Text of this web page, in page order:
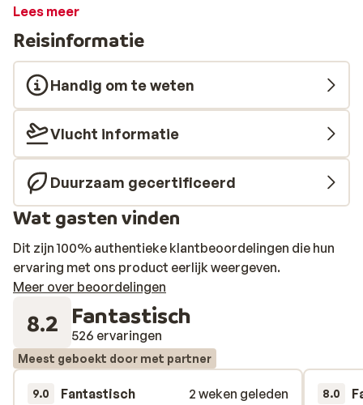
Puerto del Carmen een populaire badplaats met leuke
minder dan 5 minuten lopen van het appartementen
complex vind je een gezellige Boulevard. De
appartementen zijn modern en comfortabel ingericht
en bevinden zich op loopafstand van het strand, waar je
het hele jaar door geniet onder de Canarische zon.
Geniet van een heerlijk drankje bij het verwarmde
zwembad. Wanneer je kiest voor All Inclusive profiteer
je 3 keer per dag van een heerlijk buffet. Kies tijdens het
diner voor een glaasje wijn en ontdek wat voor lekkere
wijnen er op Lanzarote worden gebrouwen. Vergeet
ontdekken, zoals de vulkaan de Montañas del Fuego die
zich bevindt in het Nationale Park Timanfaya. Hier
ontdek je waarom Lanzarote ook wel de zwarte parel
wordt genoemd. Proef na een dag vol uitjes de beste
tapas bij een van de authentieke restaurantjes in het
gezellige centrum van Puerto del Carmen. Fijne
vakantie!
Lees meer
Reisinformatie
Handig om te weten
Vlucht informatie
Duurzaam gecertificeerd
Wat gasten vinden
Dit zijn 100% authentieke klantbeoordelingen die hun
ervaring met ons product eerlijk weergeven.
Meer over beoordelingen
8.2 Fantastisch
526 ervaringen
Meest geboekt door met partner
9.0 Fantastisch
2 weken geleden
8.0